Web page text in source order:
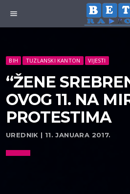
menu
BIH TUZLANSKI KANTON VIJESTI
“ŽENE
OVOG 11. NA
PROTESTIMA
UREDNIK | 11. JANUARA 2017.